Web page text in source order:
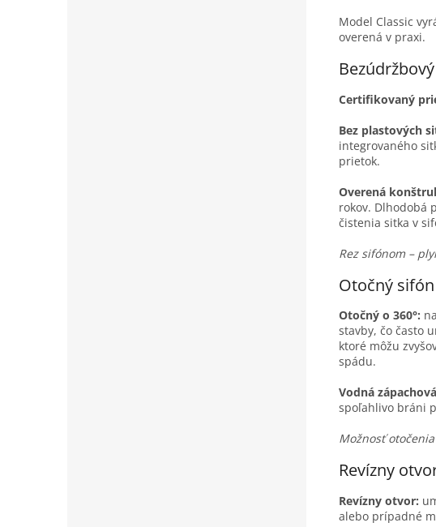
Model Classic
overená v praxi.
Certifikovaný
Bez plastových
integrovaného
prietok.
Overená
rokov. Dlhodobá
čistenia sitka v
Rez sifónom –
Otočný
Otočný o 360°:
stavby, čo často
ktoré môžu
spádu.
Vodná
spoľahlivo bráni
Možnosť
Revízny
Revízny otvor:
alebo prípadné